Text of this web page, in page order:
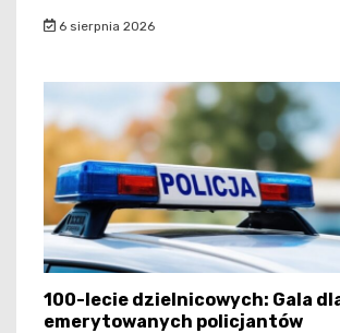
6 sierpnia 2026
100-lecie dzielnicowych: Gala
emerytowanych policjantów